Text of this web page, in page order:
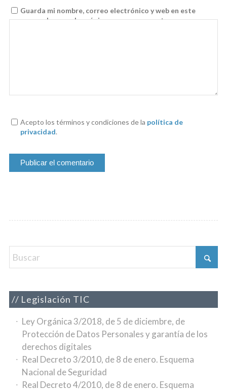
Guarda mi nombre, correo electrónico y web en este
navegador para la próxima vez que comente.
Acepto los términos y condiciones de la política de
privacidad.
Legislación TIC
Ley Orgánica 3/2018, de 5 de diciembre, de
Protección de Datos Personales y garantía de los
derechos digitales
Real Decreto 3/2010, de 8 de enero. Esquema
Nacional de Seguridad
Real Decreto 4/2010, de 8 de enero. Esquema